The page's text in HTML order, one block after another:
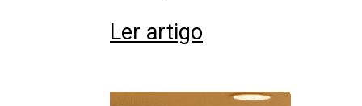
Ler artigo